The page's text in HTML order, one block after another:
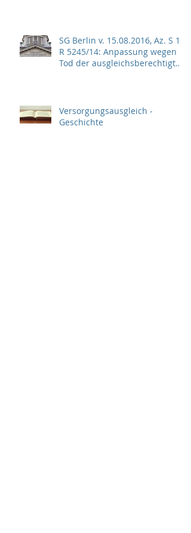
SG Berlin v. 15.08.2016, Az. S 10
R 5245/14: Anpassung wegen
Tod der ausgleichsberechtigten
Versorgungsausgleich -
Geschichte